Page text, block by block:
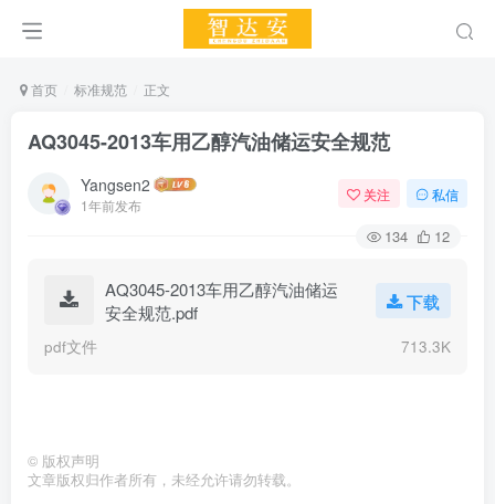
首页 标准规范 正文
AQ3045-2013车用乙醇汽油储运安全规范
Yangsen2
1年前发布
关注 私信
134 12
AQ3045-2013车用乙醇汽油储运
安全规范.pdf
下载
pdf文件 713.3K
© 版权声明
文章版权归作者所有，未经允许请勿转载。